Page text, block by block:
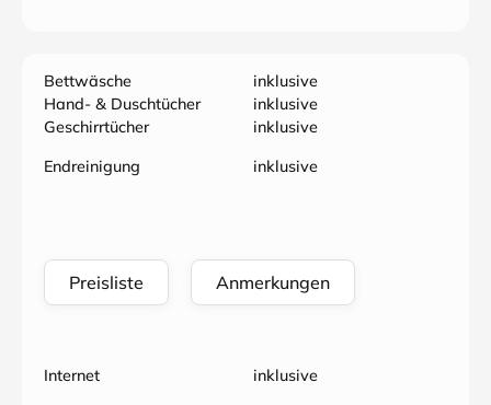
Bettwäsche
inklusive
Hand- & Duschtücher
inklusive
Geschirrtücher
inklusive
Endreinigung
inklusive
Preisliste Anmerkungen
Internet inklusive